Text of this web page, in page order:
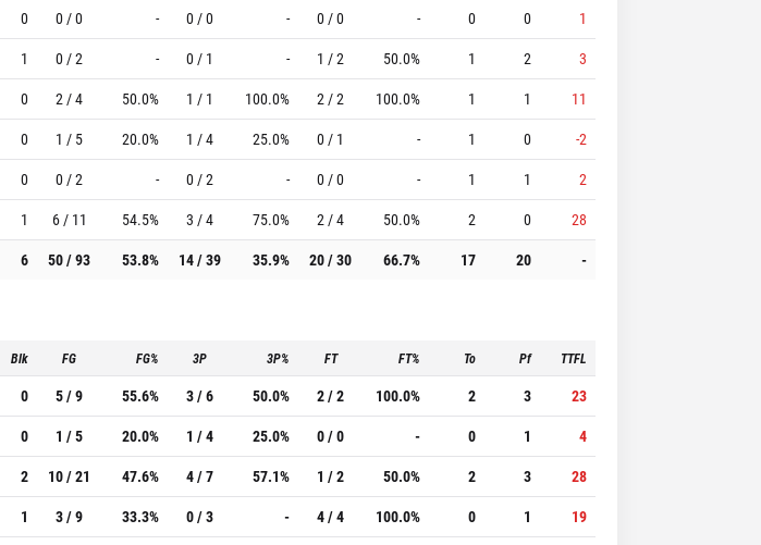
0 0 / 0 - 0 / 0 - 0 / 0 - 0 0
1
1 0 / 2 - 0 / 1 - 1 / 2 50.0% 1 2
3
0 2 / 4 50.0% 1 / 1 100.0% 2 / 2 100.0% 1 1
11
0 1 / 5 20.0% 1 / 4 25.0% 0 / 1 - 1 0
-2
0 0 / 2 - 0 / 2 - 0 / 0 - 1 1
2
1 6 / 11 54.5% 3 / 4 75.0% 2 / 4 50.0% 2 0
28
6 50 / 93 53.8% 14 / 39 35.9% 20 / 30 66.7% 17 20 -
Blk FG FG% 3P 3P% FT FT% To Pf TTFL
0 5 / 9 55.6% 3 / 6 50.0% 2 / 2 100.0% 2 3
23
0 1 / 5 20.0% 1 / 4 25.0% 0 / 0 - 0 1
4
2 10 / 21 47.6% 4 / 7 57.1% 1 / 2 50.0% 2 3
28
1 3 / 9 33.3% 0 / 3 - 4 / 4 100.0% 0 1
19